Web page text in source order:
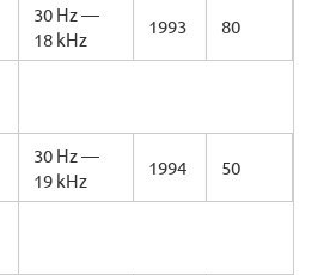
30 Hz —
18 kHz
1993 80
30 Hz —
19 kHz
1994 50